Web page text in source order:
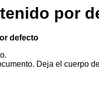
por
defecto
Deja el cuerpo